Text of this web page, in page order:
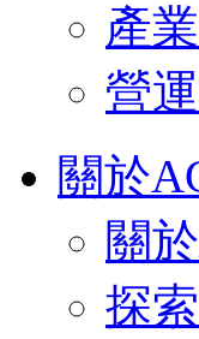
產
營
關於
關
探